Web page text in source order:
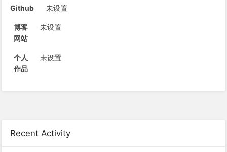
Recent Activity
Github 未设置
博客
网站
未设置
个人
作品
未设置